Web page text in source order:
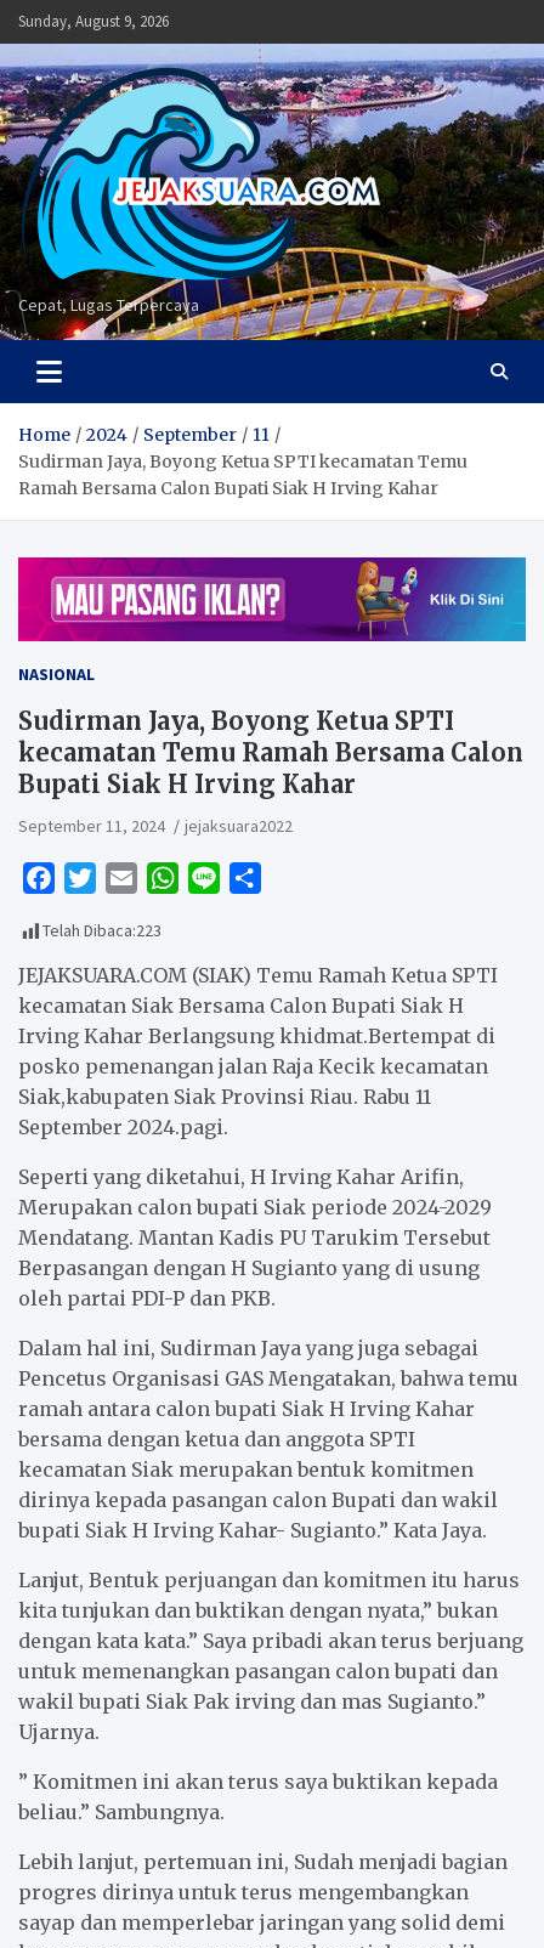
Skip
to
content
Sunday, August 9, 2026
Cepat, Lugas Terpercaya
Home 2024 September
11
Sudirman Jaya, Boyong Ketua SPTI kecamatan Temu
Ramah Bersama Calon Bupati Siak H Irving Kahar
NASIONAL
Sudirman Jaya, Boyong Ketua SPTI
kecamatan Temu Ramah Bersama Calon
Bupati Siak H Irving Kahar
September 11, 2024 jejaksuara2022
c
e
b
o
o
k
i
t
t
e
r
a
i
l
W
t
s
A
p
p
e
r
e
Telah Dibaca:223
JEJAKSUARA.COM (SIAK) Temu Ramah Ketua SPTI
kecamatan Siak Bersama Calon Bupati Siak H
Irving Kahar Berlangsung khidmat.Bertempat di
posko pemenangan jalan Raja Kecik kecamatan
Siak,kabupaten Siak Provinsi Riau. Rabu 11
September 2024.pagi.
Seperti yang diketahui, H Irving Kahar Arifin,
Merupakan calon bupati Siak periode 2024-2029
Mendatang. Mantan Kadis PU Tarukim Tersebut
Berpasangan dengan H Sugianto yang di usung
oleh partai PDI-P dan PKB.
Dalam hal ini, Sudirman Jaya yang juga sebagai
Pencetus Organisasi GAS Mengatakan, bahwa temu
ramah antara calon bupati Siak H Irving Kahar
bersama dengan ketua dan anggota SPTI
kecamatan Siak merupakan bentuk komitmen
dirinya kepada pasangan calon Bupati dan wakil
bupati Siak H Irving Kahar- Sugianto.” Kata Jaya.
Lanjut, Bentuk perjuangan dan komitmen itu harus
kita tunjukan dan buktikan dengan nyata,” bukan
dengan kata kata.” Saya pribadi akan terus berjuang
untuk memenangkan pasangan calon bupati dan
wakil bupati Siak Pak irving dan mas Sugianto.”
Ujarnya.
” Komitmen ini akan terus saya buktikan kepada
beliau.” Sambungnya.
Lebih lanjut, pertemuan ini, Sudah menjadi bagian
progres dirinya untuk terus mengembangkan
sayap dan memperlebar jaringan yang solid demi